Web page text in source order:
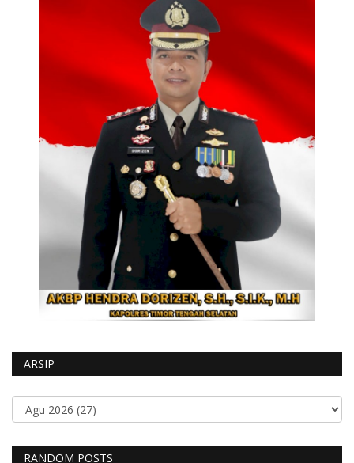
ARSIP
RANDOM POSTS